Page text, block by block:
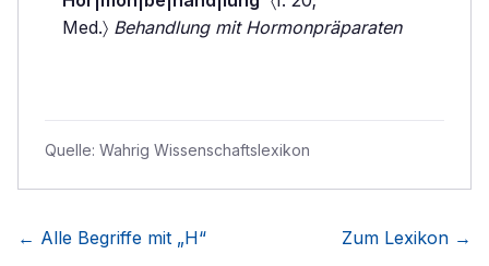
Med.〉 Behandlung mit Hormonpräparaten
Quelle: Wahrig Wissenschaftslexikon
← Alle Begriffe mit „H“ Zum Lexikon →